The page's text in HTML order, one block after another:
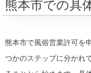
熊本市での具
熊本市で風俗営業許可を
つかのステップに分かれ